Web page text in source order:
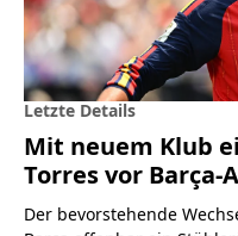
Letzte Details
Mit neuem Klub
Torres vor Barça-
Der bevorstehende